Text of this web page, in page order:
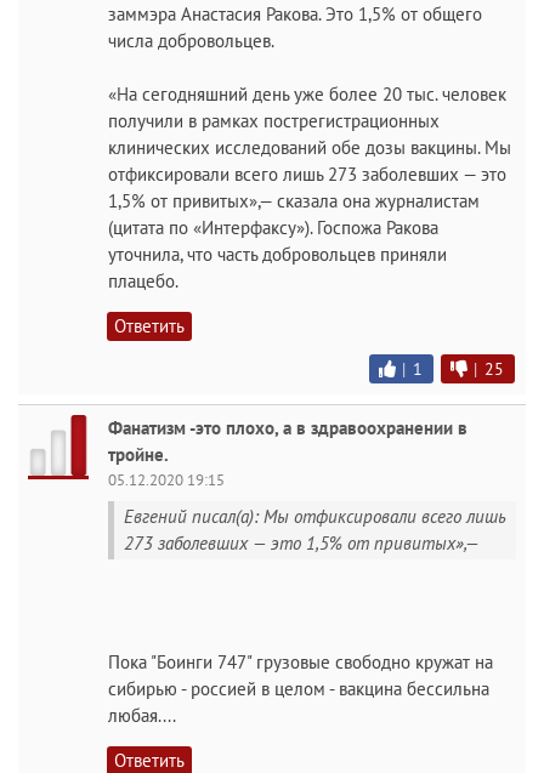
заммэра Анастасия Ракова. Это 1,5% от общего
числа добровольцев.
«На сегодняшний день уже более 20 тыс. человек
получили в рамках пострегистрационных
клинических исследований обе дозы вакцины. Мы
отфиксировали всего лишь 273 заболевших — это
1,5% от привитых»,— сказала она журналистам
(цитата по «Интерфаксу»). Госпожа Ракова
уточнила, что часть добровольцев приняли
плацебо.
Ответить
| 1 | 25
Фанатизм -это плохо, а в здравоохранении в
тройне.
05.12.2020 19:15
Евгений писал(а): Мы отфиксировали всего лишь
273 заболевших — это 1,5% от привитых»,—
Пока "Боинги 747" грузовые свободно кружат на
сибирью - россией в целом - вакцина бессильна
любая....
Ответить